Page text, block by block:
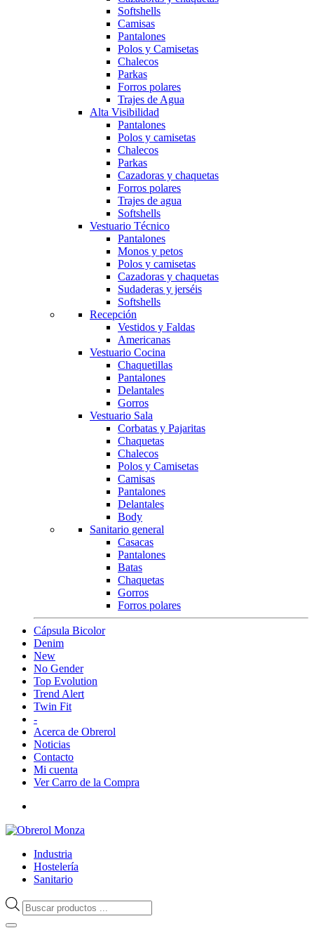
Softshells
Camisas
Pantalones
Polos y Camisetas
Chalecos
Parkas
Forros polares
Trajes de Agua
Alta Visibilidad
Pantalones
Polos y camisetas
Chalecos
Parkas
Cazadoras y chaquetas
Forros polares
Trajes de agua
Softshells
Vestuario Técnico
Pantalones
Monos y petos
Polos y camisetas
Cazadoras y chaquetas
Sudaderas y jerséis
Softshells
Recepción
Vestidos y Faldas
Americanas
Vestuario Cocina
Chaquetillas
Pantalones
Delantales
Gorros
Vestuario Sala
Corbatas y Pajaritas
Chaquetas
Chalecos
Polos y Camisetas
Camisas
Pantalones
Delantales
Body
Sanitario general
Casacas
Pantalones
Batas
Chaquetas
Gorros
Forros polares
Cápsula Bicolor
Denim
New
No Gender
Top Evolution
Trend Alert
Twin Fit
-
Acerca de Obrerol
Noticias
Contacto
Mi cuenta
Ver Carro de la Compra
Industria
Hostelería
Sanitario
Búsqueda
de